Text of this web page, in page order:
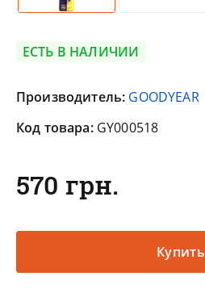
ЕСТЬ В НАЛИЧИИ
Производитель: GOODYEAR
Код товара: GY000518
570 грн.
Купить